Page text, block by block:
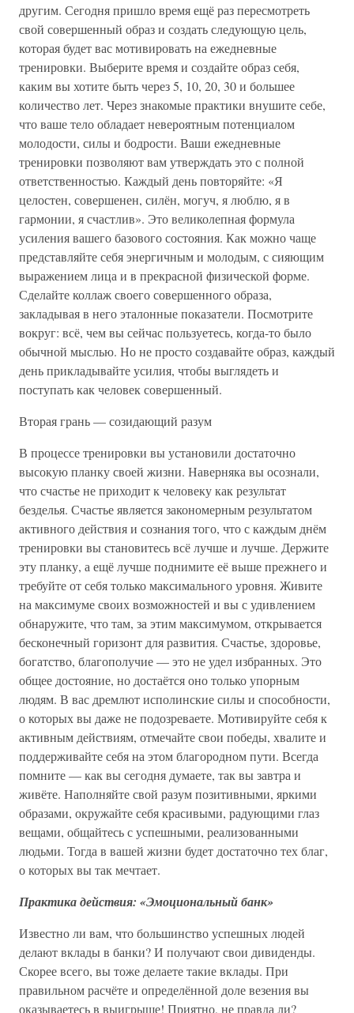
другим. Сегодня пришло время ещё раз пересмотреть
свой совершенный образ и создать следующую цель,
которая будет вас мотивировать на ежедневные
тренировки. Выберите время и создайте образ себя,
каким вы хотите быть через 5, 10, 20, 30 и большее
количество лет. Через знакомые практики внушите себе,
что ваше тело обладает невероятным потенциалом
молодости, силы и бодрости. Ваши ежедневные
тренировки позволяют вам утверждать это с полной
ответственностью. Каждый день повторяйте: «Я
целостен, совершенен, силён, могуч, я люблю, я в
гармонии, я счастлив». Это великолепная формула
усиления вашего базового состояния. Как можно чаще
представляйте себя энергичным и молодым, с сияющим
выражением лица и в прекрасной физической форме.
Сделайте коллаж своего совершенного образа,
закладывая в него эталонные показатели. Посмотрите
вокруг: всё, чем вы сейчас пользуетесь, когда-то было
обычной мыслью. Но не просто создавайте образ, каждый
день прикладывайте усилия, чтобы выглядеть и
поступать как человек совершенный.
Вторая грань — созидающий разум
В процессе тренировки вы установили достаточно
высокую планку своей жизни. Наверняка вы осознали,
что счастье не приходит к человеку как результат
безделья. Счастье является закономерным результатом
активного действия и сознания того, что с каждым днём
тренировки вы становитесь всё лучше и лучше. Держите
эту планку, а ещё лучше поднимите её выше прежнего и
требуйте от себя только максимального уровня. Живите
на максимуме своих возможностей и вы с удивлением
обнаружите, что там, за этим максимумом, открывается
бесконечный горизонт для развития. Счастье, здоровье,
богатство, благополучие — это не удел избранных. Это
общее достояние, но достаётся оно только упорным
людям. В вас дремлют исполинские силы и способности,
о которых вы даже не подозреваете. Мотивируйте себя к
активным действиям, отмечайте свои победы, хвалите и
поддерживайте себя на этом благородном пути. Всегда
помните — как вы сегодня думаете, так вы завтра и
живёте. Наполняйте свой разум позитивными, яркими
образами, окружайте себя красивыми, радующими глаз
вещами, общайтесь с успешными, реализованными
людьми. Тогда в вашей жизни будет достаточно тех благ,
о которых вы так мечтает.
Практика действия: «Эмоциональный банк»
Известно ли вам, что большинство успешных людей
делают вклады в банки? И получают свои дивиденды.
Скорее всего, вы тоже делаете такие вклады. При
правильном расчёте и определённой доле везения вы
оказываетесь в выигрыше! Приятно, не правда ли?